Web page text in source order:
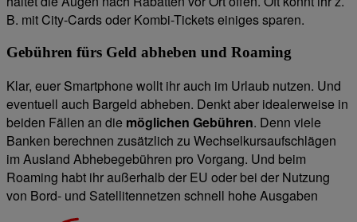
B. mit City-Cards oder Kombi-Tickets einiges sparen.
Gebühren fürs Geld abheben und Roaming
Klar, euer Smartphone wollt ihr auch im Urlaub nutzen. Und
eventuell auch Bargeld abheben. Denkt aber idealerweise in
beiden Fällen an die möglichen Gebühren. Denn viele
Banken berechnen zusätzlich zu Wechselkursaufschlägen
im Ausland Abhebegebühren pro Vorgang. Und beim
Roaming habt ihr außerhalb der EU oder bei der Nutzung
von Bord- und Satellitennetzen schnell hohe Ausgaben